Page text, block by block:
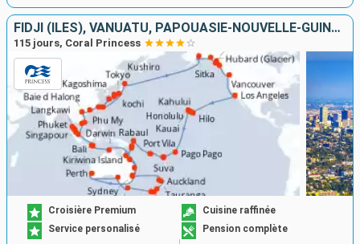
FIDJI (ÎLES), VANUATU, PAPOUASIE-NOUVELLE-GUINÉE, NOUVELLE-ZÉLANDE, AUSTRALIE, INDONÉSIE, SINGAPOUR, THAÏLANDE, MALAISIE, VIETNAM, CHINE, TAÏWAN, JAPON, ÉTATS-UNIS, CANADA
115 jours, Coral Princess
Croisière Premium
Cuisine raffinée
Service personalisé
Pension complète